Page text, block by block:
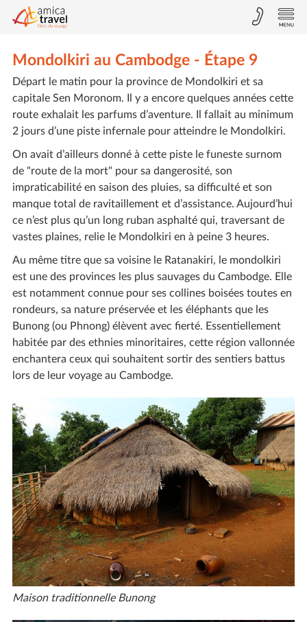
Mondolkiri au Cambodge - Étape 9
Départ le matin pour la province de Mondolkiri et sa
capitale Sen Moronom. Il y a encore quelques années cette
route exhalait les parfums d’aventure. Il fallait au minimum
2 jours d’une piste infernale pour atteindre le Mondolkiri.
On avait d’ailleurs donné à cette piste le funeste surnom
de "route de la mort" pour sa dangerosité, son
impraticabilité en saison des pluies, sa difficulté et son
manque total de ravitaillement et d’assistance. Aujourd’hui
ce n’est plus qu’un long ruban asphalté qui, traversant de
vastes plaines, relie le Mondolkiri en à peine 3 heures.
Au même titre que sa voisine le Ratanakiri, le mondolkiri
est une des provinces les plus sauvages du Cambodge. Elle
est notamment connue pour ses collines boisées toutes en
rondeurs, sa nature préservée et les éléphants que les
Bunong (ou Phnong) élèvent avec fierté. Essentiellement
habitée par des ethnies minoritaires, cette région vallonnée
enchantera ceux qui souhaitent sortir des sentiers battus
lors de leur voyage au Cambodge.
Maison traditionnelle Bunong